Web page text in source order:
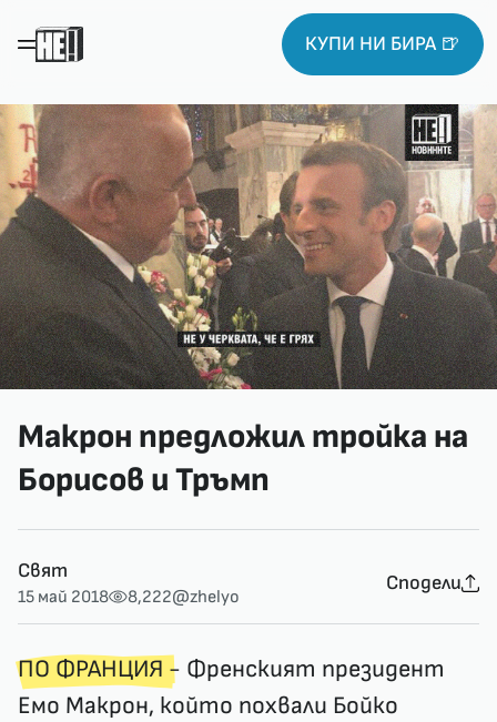
КУПИ НИ БИРА 🍺
Макрон предложил тройка на
Борисов и Тръмп
Свят
15 май 2018 8,222@zhelyo
Сподели
ПО ФРАНЦИЯ - Френският президент
Емо Макрон, който похвали Бойко